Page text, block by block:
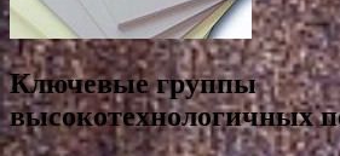
Ключевые группы
высокотехнологичных